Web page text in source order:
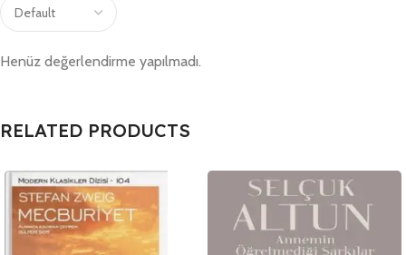
Henüz değerlendirme yapılmadı.
RELATED PRODUCTS